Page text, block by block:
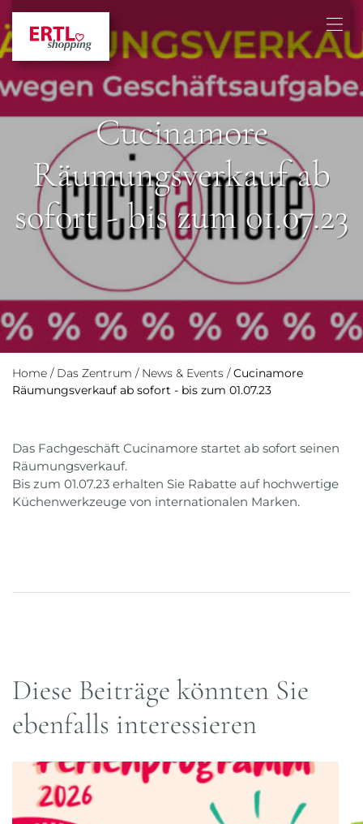
Cucinamore
Räumungsverkauf ab
sofort - bis zum 01.07.23
Home / Das Zentrum / News & Events / Cucinamore
Räumungsverkauf ab sofort - bis zum 01.07.23
Das Fachgeschäft Cucinamore startet ab sofort seinen
Räumungsverkauf.
Bis zum 01.07.23 erhalten Sie Rabatte auf hochwertige
Küchenwerkzeuge von internationalen Marken.
Diese Beiträge könnten Sie
ebenfalls interessieren